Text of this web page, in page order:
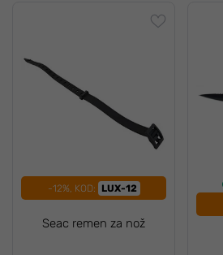
-12%, KOD: LUX-12
Seac remen za nož